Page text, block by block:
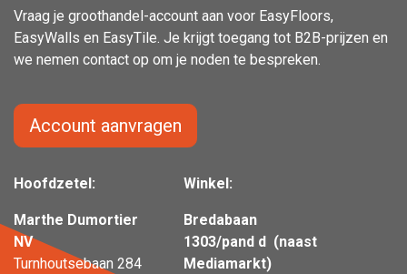
Vraag je groothandel-account aan voor EasyFloors,
EasyWalls en EasyTile. Je krijgt toegang tot B2B-prijzen en
we nemen contact op om je noden te bespreken.
Hoofdzetel:
Marthe Dumortier
NV
Turnhoutsebaan 284
Winkel:
Bredabaan
1303/pand d (naast
Mediamarkt)
Account aanvragen